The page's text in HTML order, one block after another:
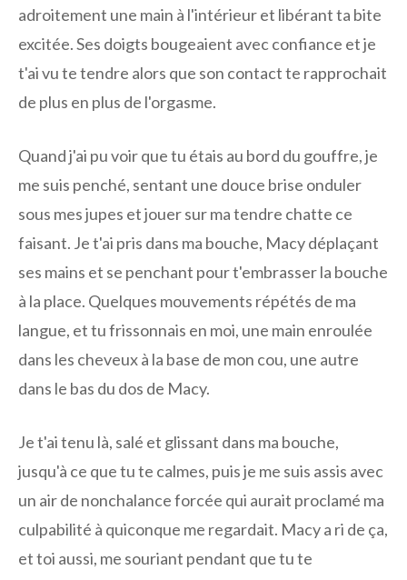
adroitement une main à l'intérieur et libérant ta bite
excitée. Ses doigts bougeaient avec confiance et je
t'ai vu te tendre alors que son contact te rapprochait
de plus en plus de l'orgasme.
Quand j'ai pu voir que tu étais au bord du gouffre, je
me suis penché, sentant une douce brise onduler
sous mes jupes et jouer sur ma tendre chatte ce
faisant. Je t'ai pris dans ma bouche, Macy déplaçant
ses mains et se penchant pour t'embrasser la bouche
à la place. Quelques mouvements répétés de ma
langue, et tu frissonnais en moi, une main enroulée
dans les cheveux à la base de mon cou, une autre
dans le bas du dos de Macy.
Je t'ai tenu là, salé et glissant dans ma bouche,
jusqu'à ce que tu te calmes, puis je me suis assis avec
un air de nonchalance forcée qui aurait proclamé ma
culpabilité à quiconque me regardait. Macy a ri de ça,
et toi aussi, me souriant pendant que tu te